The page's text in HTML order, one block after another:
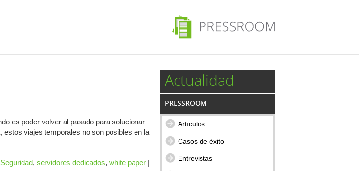
es poder volver al pasado para solucionar
estos viajes temporales no son posibles en la
Seguridad, servidores dedicados, white paper |
Actualidad
PRESSROOM
Artículos
Casos de éxito
Entrevistas